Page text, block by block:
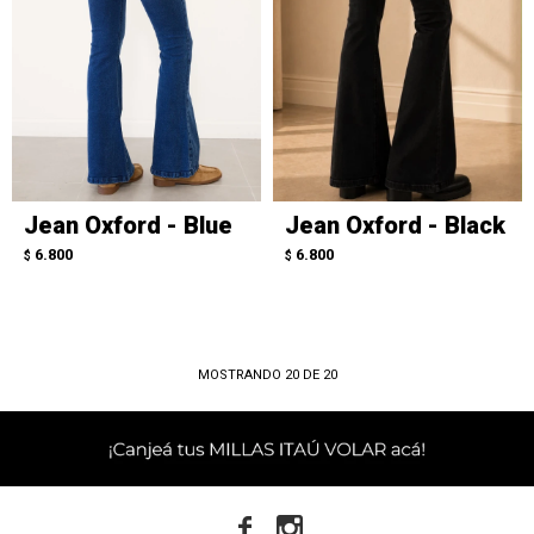
Jean Oxford - Blue
$ 6.800
Jean Oxford - Black
$ 6.800
MOSTRANDO 20DE 20
 